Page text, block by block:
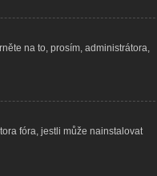
na to, prosím, administrátora,
fóra, jestli může nainstalovat